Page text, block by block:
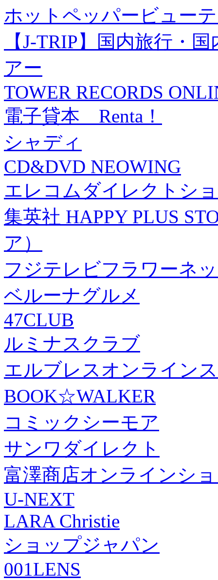
ホットペッパービュー
【J-TRIP】国内旅行・
アー
TOWER RECORDS
電子貸本 Renta！
シャディ
CD&DVD NEOWING
エレコムダイレクトシ
集英社 HAPPY PLUS
ア）
フジテレビフラワーネ
ベルーナグルメ
47CLUB
ルミナスクラブ
エルブレスオンライン
BOOK☆WALKER
コミックシーモア
サンワダイレクト
富澤商店オンラインシ
U-NEXT
LARA Christie
ショップジャパン
001LENS